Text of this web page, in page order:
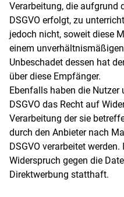
Verarbeitung, die aufgrund
DSGVO erfolgt, zu
jedoch nicht, soweit diese
einem
Unbeschadet dessen hat
über diese Empfänger.
Ebenfalls haben die Nutzer
DSGVO das Recht auf
Verarbeitung der sie
durch den Anbieter nach
DSGVO verarbeitet
Widerspruch gegen die
Direktwerbung statthaft.